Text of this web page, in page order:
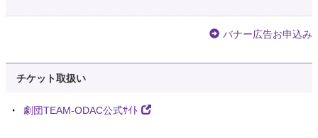
バナー広告お申込み
チケット取扱い
劇団TEAM-ODAC公式ｻｲﾄ